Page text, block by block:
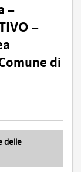
–
–
di
delle